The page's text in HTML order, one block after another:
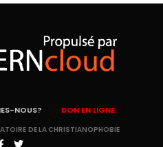
NOUS? DON EN LIGNE
DE LA CHRISTIANOPHOBIE